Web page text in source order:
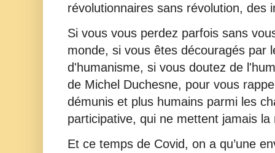
révolutionnaires sans révolution, des
Si vous vous perdez parfois sans
monde, si vous êtes découragés par
d'humanisme, si vous doutez de
de Michel Duchesne, pour vous
démunis et plus humains parmi les
participative, qui ne mettent jamais la
Et ce temps de Covid, on a qu’une